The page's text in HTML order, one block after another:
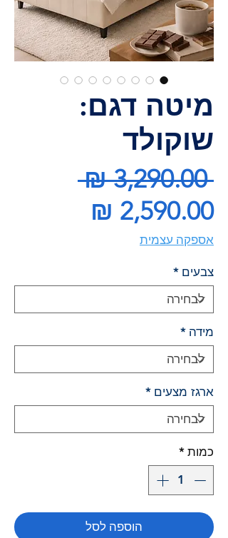
מיטה דגם:
שוקולד
‏3,290.00 ‏₪
מחיר
אספקה עצמית
צבעים *
מידה *
ארגז מצעים *
כמות *
הוספה לסל